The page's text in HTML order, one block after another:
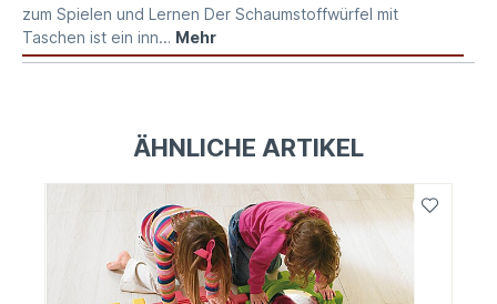
zum Spielen und Lernen Der Schaumstoffwürfel mit
Taschen ist ein inn… Mehr
ÄHNLICHE ARTIKEL